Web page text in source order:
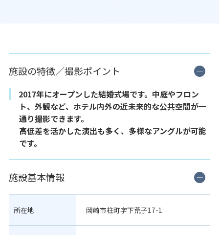
施設の特徴／撮影ポイント
2017年にオープンした結婚式場です。中庭やフロン
ト、外観など、ホテル内外の近未来的な公共空間が一
通り撮影できます。
高低差を活かした演出も多く、多様なアングルが可能
です。
施設基本情報
所在地 岡崎市柱町字下荒子17-1